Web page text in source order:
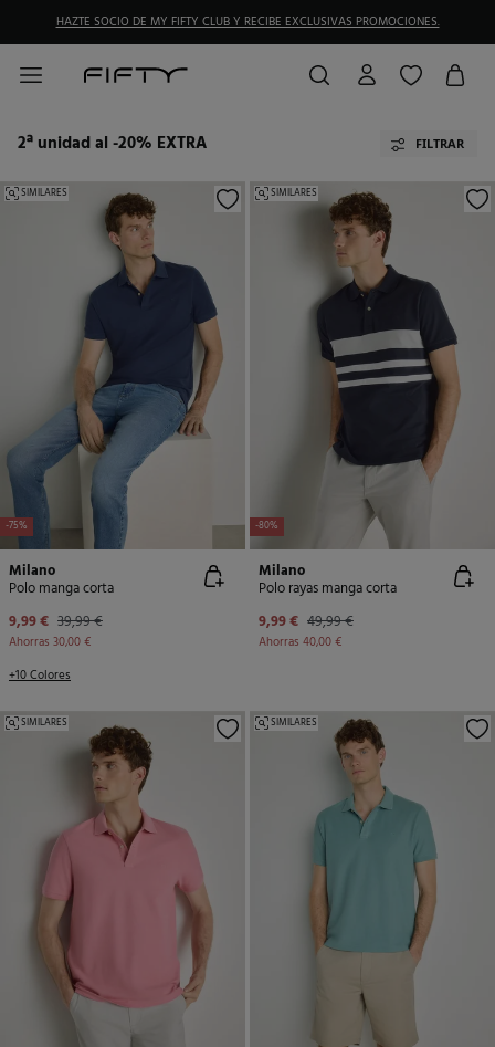
HAZTE SOCIO DE MY FIFTY CLUB Y RECIBE EXCLUSIVAS PROMOCIONES.
2ª unidad al -20% EXTRA FILTRAR
-75%
SIMILARES
Milano
Polo manga corta
9,99 € 39,99 €
Ahorras 30,00 €
+10 Colores
-80%
SIMILARES
Milano
Polo rayas manga corta
9,99 € 49,99 €
Ahorras 40,00 €
SIMILARES SIMILARES